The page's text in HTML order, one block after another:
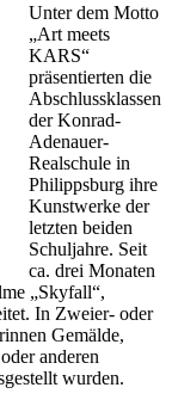
Unter dem Motto
„Art meets
KARS“
präsentierten die
Abschlussklassen
der Konrad-
Adenauer-
Realschule in
Philippsburg ihre
Kunstwerke der
letzten beiden
Schuljahre. Seit
ca. drei Monaten
„Skyfall“,
In Zweier- oder
Gemälde,
anderen
wurden.